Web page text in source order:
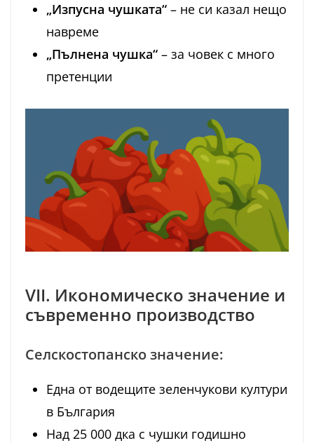
„Изпусна чушката“ – не си казал нещо
навреме
„Пълнена чушка“ – за човек с много
претенции
VII. Икономическо значение и
съвременно производство
Селскостопанско значение:
Една от водещите зеленчукови култури
в България
Над 25 000 дка с чушки годишно